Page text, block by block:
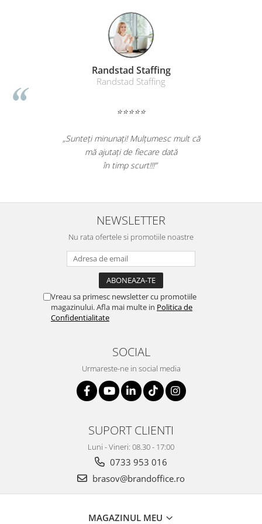
Casti
Tehnica si mobilier pentru birou
Calculatoare de birou
Distrugatoare documente
Cosuri de gunoi pentru birou
Scaune, birouri si produse
Masini de legat, indosariat si
accesorii
Protocol si HORECA
Bucatarie si servire
Seturi si accesorii pentru vin
Randstad Staffing
Randstad Staffing
⭐⭐⭐⭐⭐
„Sunteți minunați! Mulțumesc mult că
mă ajutați de fiecare dată
în timp scurt!!!”
NEWSLETTER
Nu rata ofertele si promotiile noastre
Vreau sa primesc newsletter cu promotiile
magazinului. Afla mai multe in Politica de
Confidentialitate
SOCIAL
Urmareste-ne in social media
SUPORT CLIENTI
Luni - Vineri: 08.30 - 17:00
0733 953 016
brasov@brandoffice.ro
MAGAZINUL MEU